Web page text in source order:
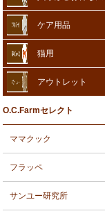
ケア用品
猫用
アウトレット
O.C.Farmセレクト
ママクック
フラッペ
サンユー研究所